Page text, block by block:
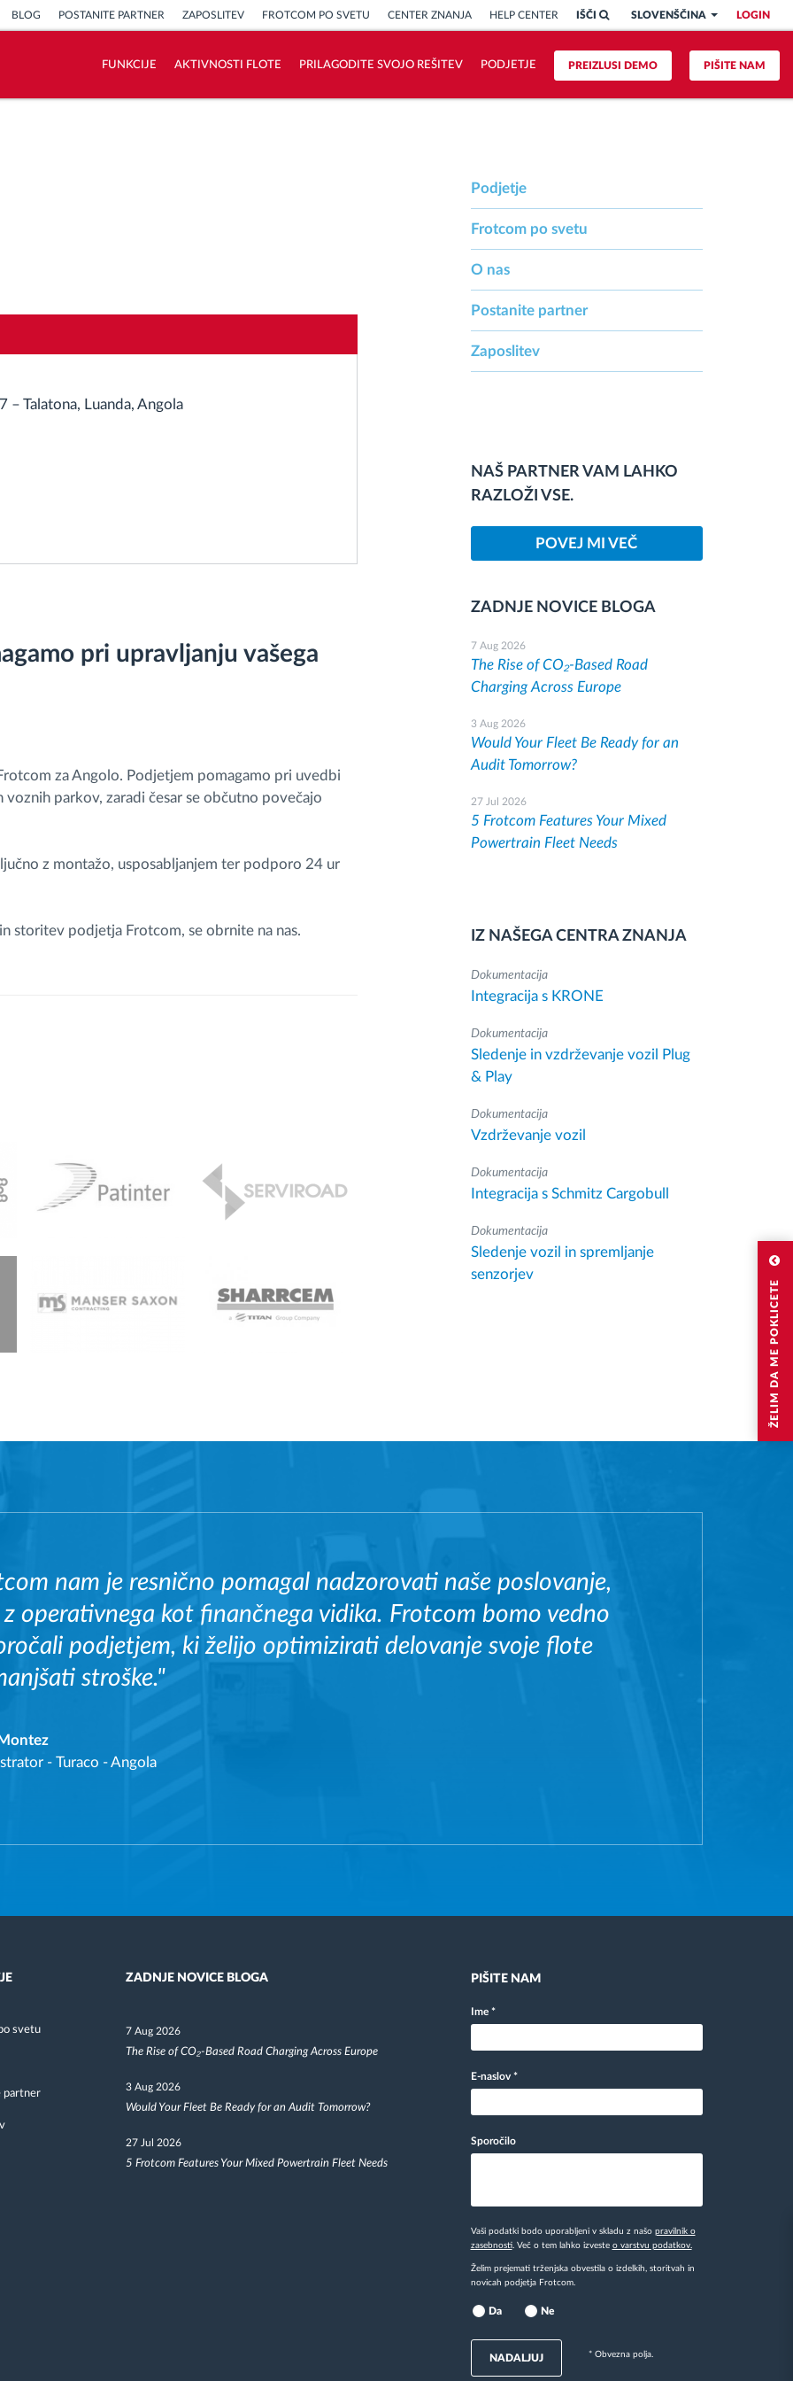
ŽELIM DA ME POKLICETE
LOGIN
SLOVENŠČINA
IŠČI
BLOG POSTANITE PARTNER ZAPOSLITEV FROTCOM PO SVETU CENTER ZNANJA HELP CENTER
PIŠITE NAM
PREIZLUSI DEMO
FUNKCIJE AKTIVNOSTI FLOTE PRILAGODITE SVOJO REŠITEV PODJETJE
– Talatona, Luanda, Angola
pri upravljanju vašega
za Angolo. Podjetjem pomagamo pri uvedbi
parkov, zaradi česar se občutno povečajo
z montažo, usposabljanjem ter podporo 24 ur
storitev podjetja Frotcom, se obrnite na nas.
Podjetje
Frotcom po svetu
O nas
Postanite partner
Zaposlitev
NAŠ PARTNER VAM LAHKO
RAZLOŽI VSE.
POVEJ MI VEČ
ZADNJE NOVICE BLOGA
7 Aug 2026
The Rise of CO₂-Based Road
Charging Across Europe
3 Aug 2026
Would Your Fleet Be Ready for an
Audit Tomorrow?
27 Jul 2026
5 Frotcom Features Your Mixed
Powertrain Fleet Needs
IZ NAŠEGA CENTRA ZNANJA
Dokumentacija
Integracija s KRONE
Dokumentacija
Sledenje in vzdrževanje vozil Plug
& Play
Dokumentacija
Vzdrževanje vozil
Dokumentacija
Integracija s Schmitz Cargobull
Dokumentacija
Sledenje vozil in spremljanje
senzorjev
nam je resnično pomagal nadzorovati naše poslovanje,
operativnega kot finančnega vidika. Frotcom bomo vedno
podjetjem, ki želijo optimizirati delovanje svoje flote
stroške."
- Turaco - Angola
svetu
partner
ZADNJE NOVICE BLOGA
7 Aug 2026
The Rise of CO₂-Based Road Charging Across Europe
3 Aug 2026
Would Your Fleet Be Ready for an Audit Tomorrow?
27 Jul 2026
5 Frotcom Features Your Mixed Powertrain Fleet Needs
PIŠITE NAM
Ime *
E-naslov *
Sporočilo
Vaši podatki bodo uporabljeni v skladu z našo pravilnik o
zasebnosti. Več o tem lahko izveste o varstvu podatkov.
Želim prejemati trženjska obvestila o izdelkih, storitvah in
novicah podjetja Frotcom.
Da Ne
NADALJUJ * Obvezna polja.